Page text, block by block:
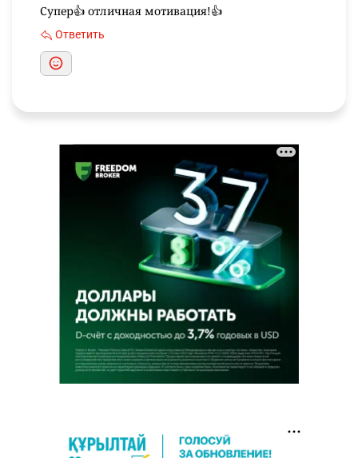
Супер👍 отличная мотивация!👍
Ответить